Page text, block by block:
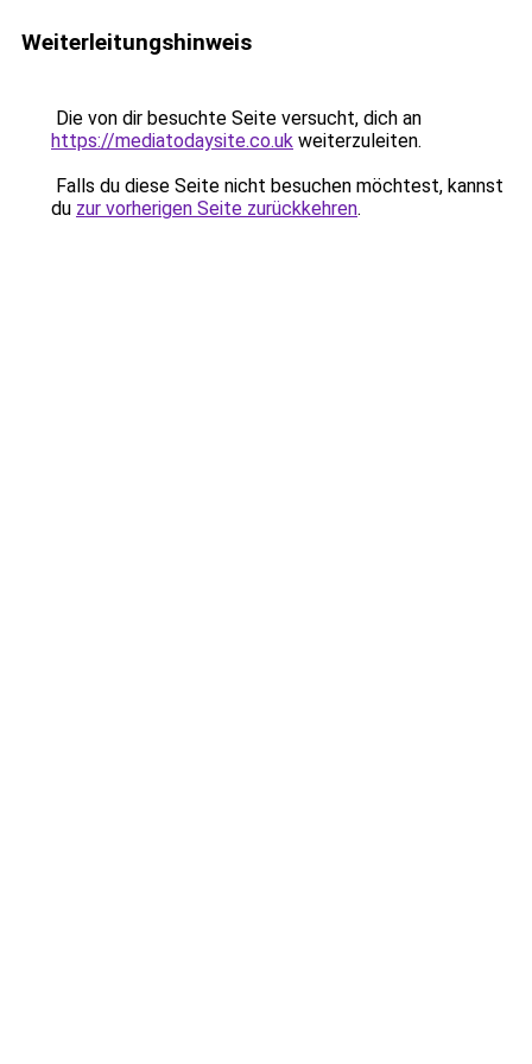
Weiterleitungshinweis
Die von dir besuchte Seite versucht, dich an
https://mediatodaysite.co.uk weiterzuleiten.
Falls du diese Seite nicht besuchen möchtest, kannst
du zur vorherigen Seite zurückkehren.